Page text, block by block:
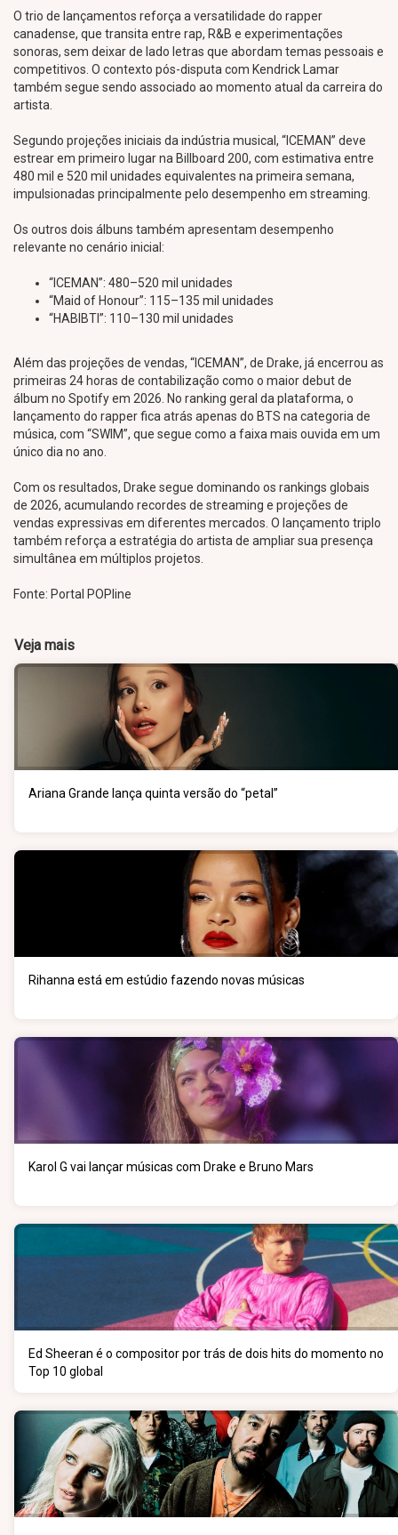
O trio de lançamentos reforça a versatilidade do rapper
canadense, que transita entre rap, R&B e experimentações
sonoras, sem deixar de lado letras que abordam temas pessoais e
competitivos. O contexto pós-disputa com Kendrick Lamar
também segue sendo associado ao momento atual da carreira do
artista.
Segundo projeções iniciais da indústria musical, “ICEMAN” deve
estrear em primeiro lugar na Billboard 200, com estimativa entre
480 mil e 520 mil unidades equivalentes na primeira semana,
impulsionadas principalmente pelo desempenho em streaming.
Os outros dois álbuns também apresentam desempenho
relevante no cenário inicial:
“ICEMAN”: 480–520 mil unidades
“Maid of Honour”: 115–135 mil unidades
“HABIBTI”: 110–130 mil unidades
Além das projeções de vendas, “ICEMAN”, de Drake, já encerrou as
primeiras 24 horas de contabilização como o maior debut de
álbum no Spotify em 2026. No ranking geral da plataforma, o
lançamento do rapper fica atrás apenas do BTS na categoria de
música, com “SWIM”, que segue como a faixa mais ouvida em um
único dia no ano.
Com os resultados, Drake segue dominando os rankings globais
de 2026, acumulando recordes de streaming e projeções de
vendas expressivas em diferentes mercados. O lançamento triplo
também reforça a estratégia do artista de ampliar sua presença
simultânea em múltiplos projetos.
Fonte: Portal POPline
Veja mais
Ariana Grande lança quinta versão do “petal”
Rihanna está em estúdio fazendo novas músicas
Karol G vai lançar músicas com Drake e Bruno Mars
Ed Sheeran é o compositor por trás de dois hits do momento no
Top 10 global